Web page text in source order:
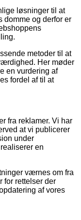
løsninger til at
domme og derfor er
metoder til at
Her møder
en vurdering af
fordel af til at
fra reklamer. Vi har
at vi publicerer
under
en
værnes om fra
for rettelser der
af vores